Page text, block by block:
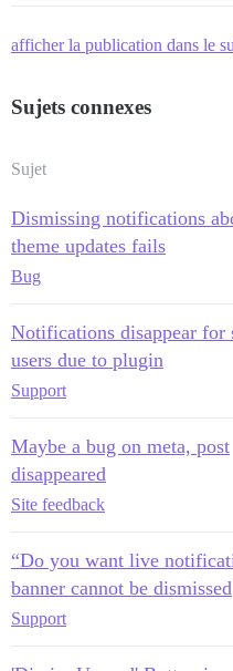
afficher la publication dans le
Sujets connexes
Sujet
Dismissing notifications
theme updates fails
Bug
Notifications disappear for
users due to plugin
Support
Maybe a bug on meta, post
disappeared
Site feedback
“Do you want live
banner cannot be dismissed
Support